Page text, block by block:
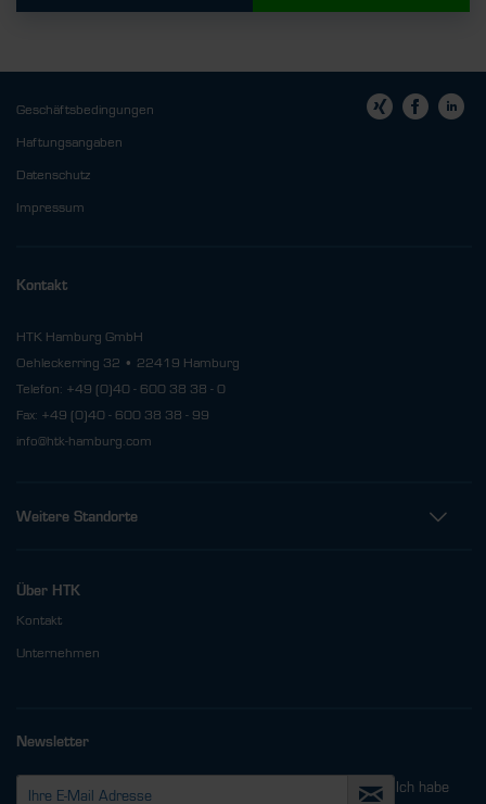
Geschäftsbedingungen
Haftungsangaben
Datenschutz
Impressum
Kontakt
HTK Hamburg GmbH
Oehleckerring 32 • 22419 Hamburg
Telefon: +49 (0)40 - 600 38 38 - 0
Fax: +49 (0)40 - 600 38 38 - 99
info@htk-hamburg.com
Weitere Standorte
Über HTK
Kontakt
Unternehmen
Newsletter
Ich habe